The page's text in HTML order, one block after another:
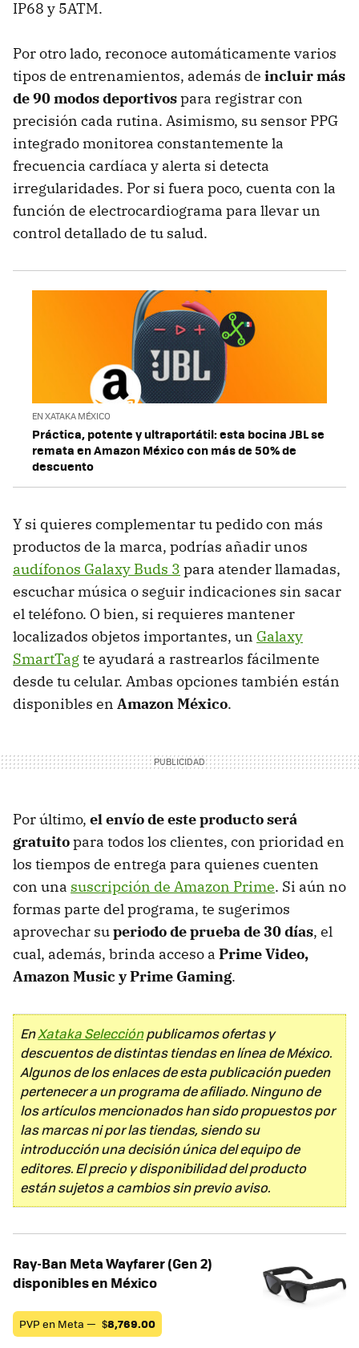
IP68 y 5ATM.
Por otro lado, reconoce automáticamente varios
tipos de entrenamientos, además de incluir más
de 90 modos deportivospara registrar con
precisión cada rutina. Asimismo, su sensor PPG
integrado monitorea constantemente la
frecuencia cardíaca y alerta si detecta
irregularidades. Por si fuera poco, cuenta con la
función de electrocardiograma para llevar un
control detallado de tu salud.
EN XATAKA MÉXICO
Práctica, potente y ultraportátil: esta bocina JBL se
remata en Amazon México con más de 50% de
descuento
Y si quieres complementar tu pedido con más
productos de la marca, podrías añadir unos
audífonos Galaxy Buds 3 para atender llamadas,
escuchar música o seguir indicaciones sin sacar
el teléfono. O bien, si requieres mantener
localizados objetos importantes, un Galaxy
SmartTagte ayudará a rastrearlos fácilmente
desde tu celular. Ambas opciones también están
disponibles en Amazon México.
Por último, el envío de este producto será
gratuitopara todos los clientes, con prioridad en
los tiempos de entrega para quienes cuenten
con una suscripción de Amazon Prime. Si aún no
formas parte del programa, te sugerimos
aprovechar superiodo de prueba de 30 días, el
cual, además, brinda acceso a Prime Video,
Amazon Music y Prime Gaming.
EnXataka Selecciónpublicamos ofertas y
descuentos de distintas tiendas en línea de México.
Algunos de los enlaces de esta publicación pueden
pertenecer a un programa de afiliado. Ninguno de
los artículos mencionados han sido propuestos por
las marcas ni por las tiendas, siendo su
introducción una decisión única del equipo de
editores. El precio y disponibilidad del producto
están sujetos a cambios sin previo aviso.
Ray-Ban Meta Wayfarer (Gen 2)
disponibles en México
PVP en Meta — $8,769.00